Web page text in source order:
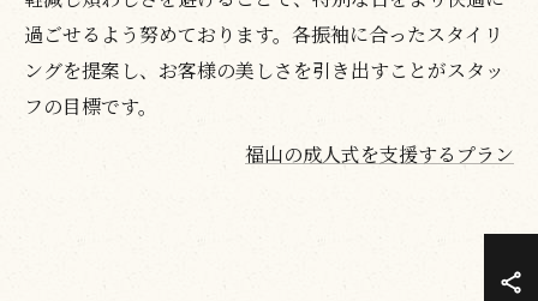
過ごせるよう努めております。各振袖に合ったスタイリ
ングを提案し、お客様の美しさを引き出すことがスタッ
フの目標です。
福山の成人式を支援するプラン